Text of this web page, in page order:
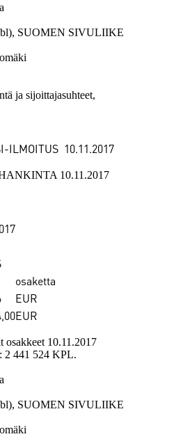
SUOMEN SIVULIIKE
ja sijoittajasuhteet,
ILMOITUS 10.11.2017
10.11.2017
osaketta
EUR
EUR
osakkeet 10.11.2017
2 441 524 KPL.
SUOMEN SIVULIIKE